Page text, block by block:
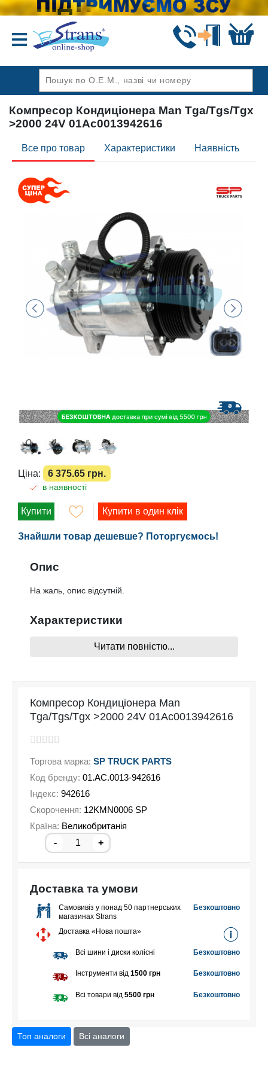
Компресор Кондиціонера Man Tga/Tgs/Tgx
>2000 24V 01Ac0013942616
Все про товар Характеристики Наявність
Ціна: 6 375.65 грн.
в наявності
Купити Купити в один клік
Знайшли товар дешевше? Поторгуємось!
Опис
На жаль, опис відсутній.
Характеристики
На жаль, характеристики відсутні
Читати повністю...
Компресор Кондиціонера Man
Tga/Tgs/Tgx >2000 24V 01Ac0013942616
Торгова марка: SP TRUCK PARTS
Код бренду: 01.AC.0013-942616
Індекс: 942616
Скорочення: 12KMN0006 SP
Країна: Великобританія
-
+
Доставка та умови
Самовивіз у понад 50 партнерських
магазинах Strans
Безкоштовно
Доставка «Нова пошта»
Всі шини і диски колісні Безкоштовно
Інструменти від1500 грн Безкоштовно
Всі товари від5500 грн Безкоштовно
Топ аналоги Всі аналоги